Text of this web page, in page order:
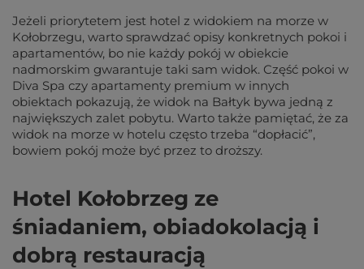
Jeżeli priorytetem jest hotel z widokiem na morze w
Kołobrzegu, warto sprawdzać opisy konkretnych pokoi i
apartamentów, bo nie każdy pokój w obiekcie
nadmorskim gwarantuje taki sam widok. Część pokoi w
Diva Spa czy apartamenty premium w innych
obiektach pokazują, że widok na Bałtyk bywa jedną z
największych zalet pobytu. Warto także pamiętać, że za
widok na morze w hotelu często trzeba “dopłacić”,
bowiem pokój może być przez to droższy.
Hotel Kołobrzeg ze
śniadaniem, obiadokolacją i
dobrą restauracją